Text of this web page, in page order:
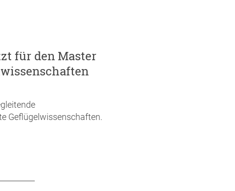
für den Master
Geflügelwissenschaften.